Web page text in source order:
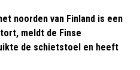
noorden van Finland is een
meldt de Finse
de schietstoel en heeft